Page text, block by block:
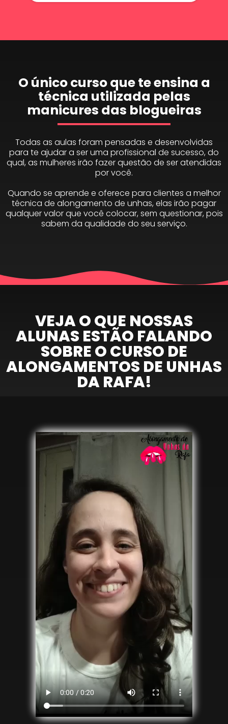
O único curso que te ensina a
técnica utilizada pelas
manicures das blogueiras
Todas as aulas foram pensadas e desenvolvidas
para te ajudar a ser uma profissional de sucesso, do
qual, as mulheres irão fazer questão de ser atendidas
por você.
Quando se aprende e oferece para clientes a melhor
técnica de alongamento de unhas, elas irão pagar
qualquer valor que você colocar, sem questionar, pois
sabem da qualidade do seu serviço.
VEJA O QUE NOSSAS
ALUNAS ESTÃO FALANDO
SOBRE O CURSO DE
ALONGAMENTOS DE UNHAS
DA RAFA!